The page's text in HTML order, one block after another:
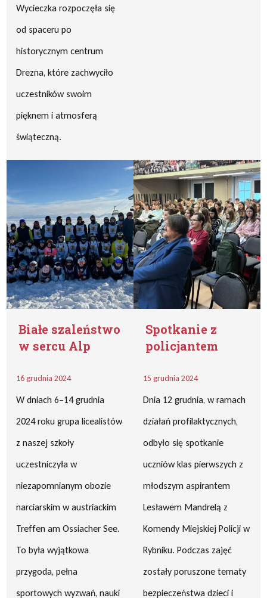
Wycieczka rozpoczęła się
od spaceru po
historycznym centrum
Drezna, które zachwyciło
uczestników swoim
pięknem i atmosferą
świąteczną.
Białe szaleństwo
w sercu Alp
16 grudnia 2024
W dniach 6–14 grudnia
2024 roku grupa licealistów
z naszej szkoły
uczestniczyła w
niezapomnianym obozie
narciarskim w austriackim
Treffen am Ossiacher See.
To była wyjątkowa
przygoda, pełna
sportowych wyzwań, nauki
Spotkanie z
policjantem
15 grudnia 2024
Dnia 12 grudnia, w ramach
działań profilaktycznych,
odbyło się spotkanie
uczniów klas pierwszych z
młodszym aspirantem
Lesławem Mandrelą z
Komendy Miejskiej Policji w
Rybniku. Podczas zajęć
zostały poruszone tematy
bezpieczeństwa dzieci i